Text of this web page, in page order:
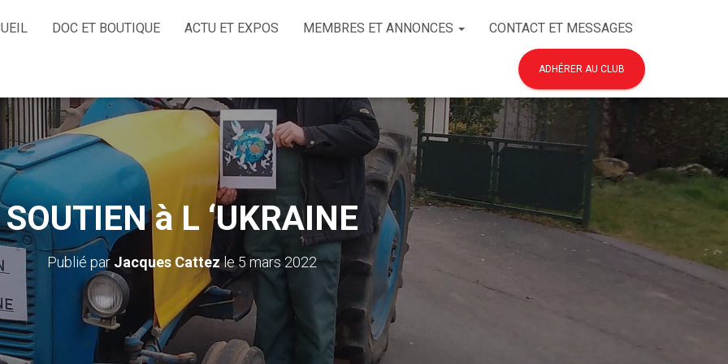
DOC ET BOUTIQUE ACTU ET EXPOS MEMBRES ET ANNONCES CONTACT ET MESSAGES
ADHÉRER AU CLUB
SOUTIEN à L ‘UKRAINE
Publié par Jacques Cattezle5 mars 2022